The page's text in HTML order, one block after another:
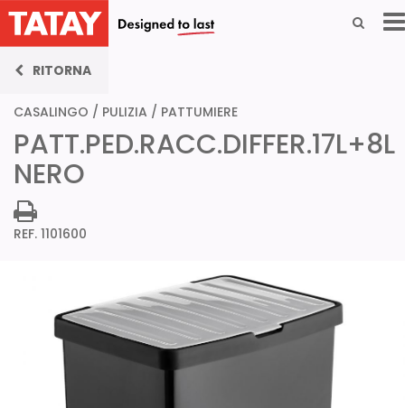
RITORNA
CASALINGO / PULIZIA / PATTUMIERE
PATT.PED.RACC.DIFFER.17L+8L
NERO
REF. 1101600